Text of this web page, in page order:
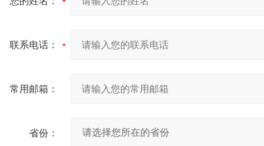
联系电话：
常用邮箱：
省份：